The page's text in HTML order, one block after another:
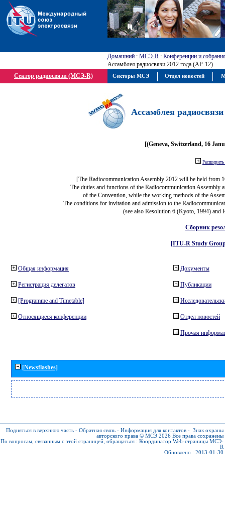
Домашний : МСЭ-R : Конференции и
Ассамблея радиосвязи 2012 года (АР-12)
Сектор радиосвязи (МСЭ-R)
Ассамблея
[(Geneva, Switzerland, 16
Расширить
[The Radiocommunication Assembly 2012 will be held from
The duties and functions of the Radiocommunication
of the Convention, while the working methods of the
The conditions for invitation and admission to the
(see also Resolution 6 (Kyoto, 1994) and
Сборник
[ITU-R Study
Общая информация
Регистрация делегатов
[Programme and Timetable]
Относящиеся конференции
Документы
Публикации
Отдел новостей
Прочая
[Newsflashes]
Подняться в верхнюю часть - Обратная связь - Информация для контактов - Знак охраны
авторского права © МСЭ 2026 Все права сохранены
По вопросам, связанным с этой страницей, обращаться : Координатор Web-страницы МСЭ-
R
Обновлено : 2013-01-30
Секторы МСЭ Отдел новостей